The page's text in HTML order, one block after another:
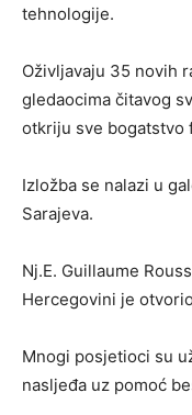
tehnologije.
Oživljavaju 35 novih
gledaocima čitavog
otkriju sve bogatstvo
Izložba se nalazi u
Sarajeva.
Nj.E. Guillaume
Hercegovini je
Mnogi posjetioci su
nasljeđa uz pomoć